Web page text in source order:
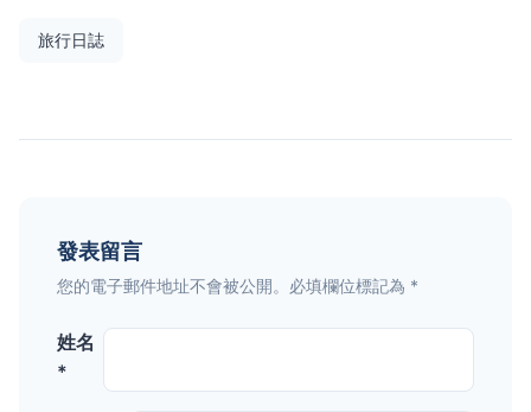
旅行日誌
發表留言
您的電子郵件地址不會被公開。必填欄位標記為 *
姓名
*